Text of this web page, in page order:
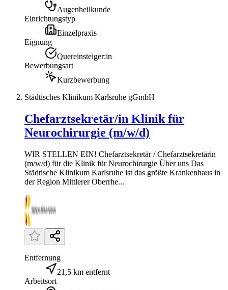
Augenheilkunde
Einrichtungstyp
Einzelpraxis
Eignung
Quereinsteiger:in
Bewerbungsart
Kurzbewerbung
Städtisches Klinikum Karlsruhe gGmbH
Chefarztsekretär/in Klinik für
Neurochirurgie (m/w/d)
WIR STELLEN EIN! Chefarztsekretär / Chefarztsekretärin
(m/w/d) für die Klinik für Neurochirurgie Über uns Das
Städtische Klinikum Karlsruhe ist das größte Krankenhaus in
der Region Mittlerer Oberrhe...
Entfernung
21,5 km entfernt
Arbeitsort